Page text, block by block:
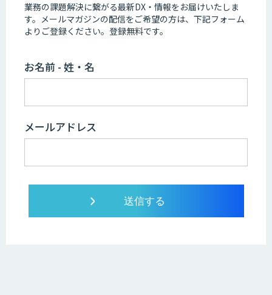
業務の課題解決に繋がる最新DX・情報をお届けいたしま
す。 メールマガジンの配信をご希望の方は、下記フォーム
よりご登録ください。登録無料です。
お名前 - 姓・名
メールアドレス